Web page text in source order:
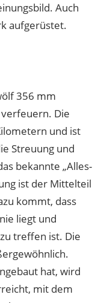
Auch
aufgerüstet.
356 mm
Die
und ist
Streuung und
bekannte „Alles-
ist der Mittelteil
kommt, dass
liegt und
treffen ist. Die
hat, wird
mit dem